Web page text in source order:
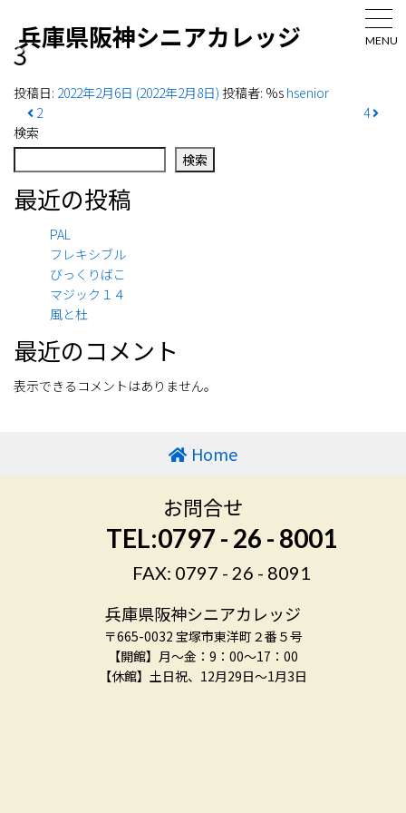
MENU
兵庫県阪神シニアカレッジ
3
投稿日: 2022年2月6日 (2022年2月8日) 投稿者: %s hsenior
投稿ナビゲーション
2
4
検索
検索
最近の投稿
PAL
フレキシブル
びっくりばこ
マジック１４
風と杜
最近のコメント
表示できるコメントはありません。
Home
お問合せ
TEL:0797 - 26 - 8001
FAX: 0797 - 26 - 8091
兵庫県阪神シニアカレッジ
〒665-0032 宝塚市東洋町２番５号
【開館】月～金：9：00～17：00
【休館】土日祝、12月29日～1月3日